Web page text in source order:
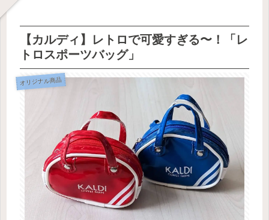
【カルディ】レトロで可愛すぎる〜！「レ
トロスポーツバッグ」
オリジナル商品